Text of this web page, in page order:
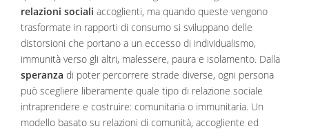
relazioni sociali accoglienti, ma quando queste vengono
trasformate in rapporti di consumo si sviluppano delle
distorsioni che portano a un eccesso di individualismo,
immunità verso gli altri, malessere, paura e isolamento. Dalla
speranza di poter percorrere strade diverse, ogni persona
può scegliere liberamente quale tipo di relazione sociale
intraprendere e costruire: comunitaria o immunitaria. Un
modello basato su relazioni di comunità, accogliente ed